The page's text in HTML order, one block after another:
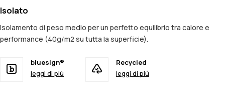
Isolato
Isolamento di peso medio per un perfetto equilibrio tra calore e
performance (40g/m2 su tutta la superficie).
bluesign®
leggi di piú
Recycled
leggi di piú